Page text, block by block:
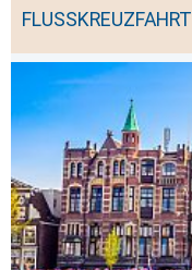
FLUSSKREUZFAHRT